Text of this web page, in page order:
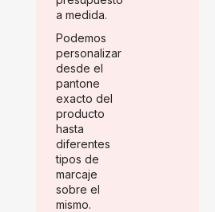
a medida.
Podemos
personalizar
desde el
pantone
exacto del
producto
hasta
diferentes
tipos de
marcaje
sobre el
mismo.